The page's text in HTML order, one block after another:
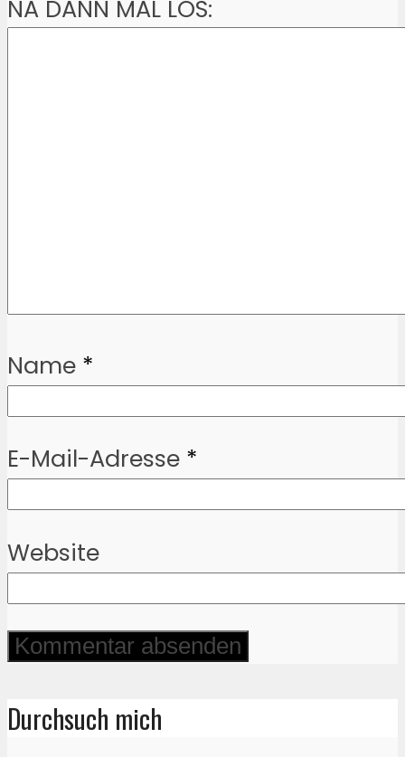
NA DANN MAL LOS:
Name *
E-Mail-Adresse *
Website
Durchsuch mich